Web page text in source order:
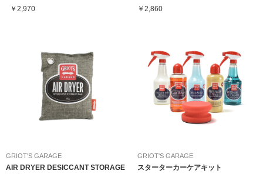
￥2,970
￥2,860
GRIOT'S GARAGE
AIR DRYER DESICCANT STORAGE
GRIOT'S GARAGE
スターターカーケアキット